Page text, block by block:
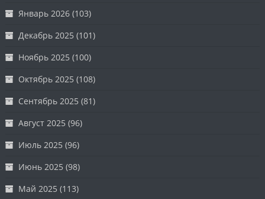
Январь 2026 (103)
Декабрь 2025 (101)
Ноябрь 2025 (100)
Октябрь 2025 (108)
Сентябрь 2025 (81)
Август 2025 (96)
Июль 2025 (96)
Июнь 2025 (98)
Май 2025 (113)